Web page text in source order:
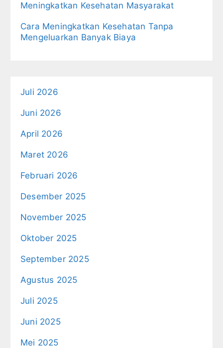
Meningkatkan Kesehatan Masyarakat
Cara Meningkatkan Kesehatan Tanpa
Mengeluarkan Banyak Biaya
Juli 2026
Juni 2026
April 2026
Maret 2026
Februari 2026
Desember 2025
November 2025
Oktober 2025
September 2025
Agustus 2025
Juli 2025
Juni 2025
Mei 2025